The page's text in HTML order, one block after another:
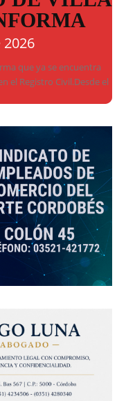
que ya se encuentra
el Registro Civil.Desde el